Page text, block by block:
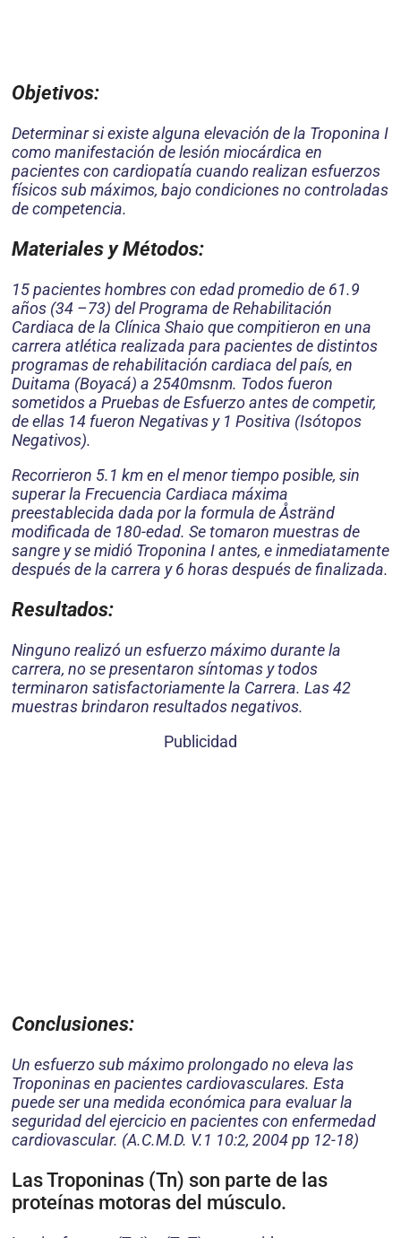
Objetivos:
Determinar si existe alguna elevación de la Troponina I
como manifestación de lesión miocárdica en
pacientes con cardiopatía cuando realizan esfuerzos
físicos sub máximos, bajo condiciones no controladas
de competencia.
Materiales y Métodos:
15 pacientes hombres con edad promedio de 61.9
años (34 –73) del Programa de Rehabilitación
Cardiaca de la Clínica Shaio que compitieron en una
carrera atlética realizada para pacientes de distintos
programas de rehabilitación cardiaca del país, en
Duitama (Boyacá) a 2540msnm. Todos fueron
sometidos a Pruebas de Esfuerzo antes de competir,
de ellas 14 fueron Negativas y 1 Positiva (Isótopos
Negativos).
Recorrieron 5.1 km en el menor tiempo posible, sin
superar la Frecuencia Cardiaca máxima
preestablecida dada por la formula de Åstränd
modificada de 180-edad. Se tomaron muestras de
sangre y se midió Troponina I antes, e inmediatamente
después de la carrera y 6 horas después de finalizada.
Resultados:
Ninguno realizó un esfuerzo máximo durante la
carrera, no se presentaron síntomas y todos
terminaron satisfactoriamente la Carrera. Las 42
muestras brindaron resultados negativos.
Publicidad
Conclusiones:
Un esfuerzo sub máximo prolongado no eleva las
Troponinas en pacientes cardiovasculares. Esta
puede ser una medida económica para evaluar la
seguridad del ejercicio en pacientes con enfermedad
cardiovascular. (A.C.M.D. V.1 10:2, 2004 pp 12-18)
Las Troponinas (Tn) son parte de las
proteínas motoras del músculo.